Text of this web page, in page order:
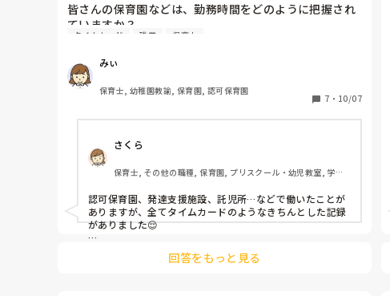
皆さんの保育園などは、勤務時間をどのように把握され
ていますか？
私が以前働いていたところは、タイムカードは
なくて、結局はずるずる残ることがわりとありました。
残業しても、残業代はほぼつかず…でした。
タイムカード 残業 保育士
みぃ
保育士, 幼稚園教諭, 保育園, 認可保育園
7 ・ 10/07
さくら
保育士, その他の職種, 保育園, プリスクール・幼児教室, 学童
認可保育園、発達支援施設、託児所…などで働いたことが
ありますが、全てタイムカードのようなきちんとした記録
がありました😌
カードを電子端末にタップする
→アプリで管理される 回答をもっと見る